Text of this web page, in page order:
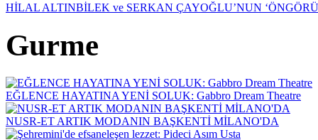
HİLAL ALTINBİLEK ve SERKAN ÇAYOĞLU’NUN
Gurme
EĞLENCE HAYATINA YENİ SOLUK: Gabbro Dream Theatre
NUSR-ET ARTIK MODANIN BAŞKENTİ MİLANO'DA